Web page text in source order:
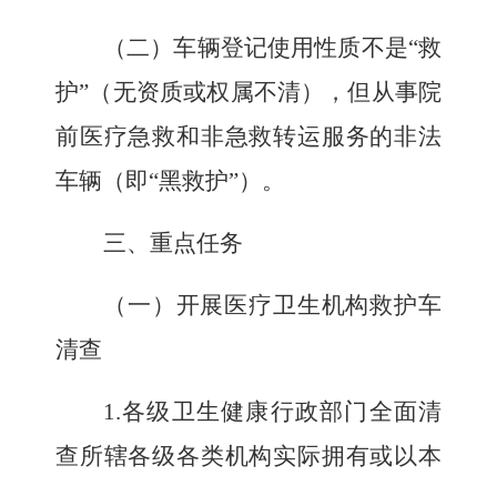
（二）车辆登记使用性质不是“救
护” （无资质或权属不清），但从事院
前医疗急救和非急救转运服务的非法
车辆（即“黑救护”）。
三、重点任务
（一）开展医疗卫生机构救护车
清查
1.各级卫生健康行政部门全面清
查所辖各级各类机构实际拥有或以本